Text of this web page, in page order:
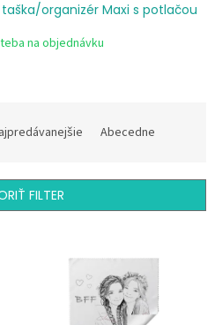
organizér Maxi s potlačou
na objednávku
Abecedne
FILTER